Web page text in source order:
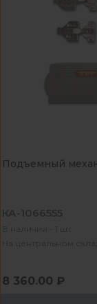
Подъемный
КА-1066555
В наличии - 1 шт
На центральном
8 360.00 ₽